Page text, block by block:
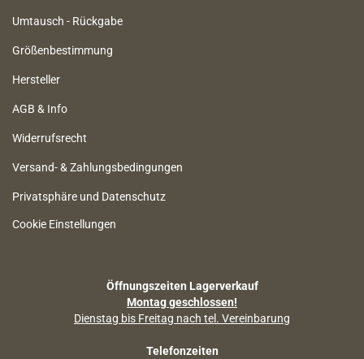
Umtausch - Rückgabe
Größenbestimmung
Hersteller
AGB & Info
Widerrufsrecht
Versand- & Zahlungsbedingungen
Privatsphäre und Datenschutz
Cookie Einstellungen
Öffnungszeiten Lagerverkauf
Montag geschlossen!
Dienstag bis Freitag nach tel. Vereinbarung
Telefonzeiten